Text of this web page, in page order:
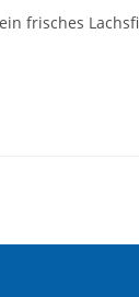
frisches